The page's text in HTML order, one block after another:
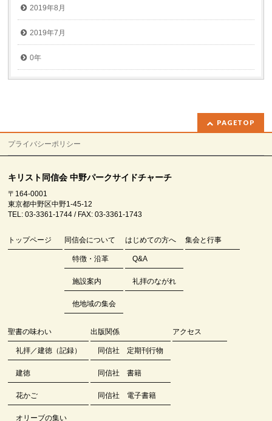
2019年8月
2019年7月
0年
PAGETOP
プライバシーポリシー
キリスト同信会 中野パークサイドチャーチ
〒164-0001
東京都中野区中野1-45-12
TEL: 03-3361-1744 / FAX: 03-3361-1743
トップページ 同信会について
特徴・沿革
施設案内
他地域の集会
はじめての方へ
Q&A
礼拝のながれ
集会と行事
聖書の味わい
礼拝／建徳（記録）
建徳
花かご
オリーブの集い
出版関係
同信社 定期刊行物
同信社 書籍
同信社 電子書籍
アクセス